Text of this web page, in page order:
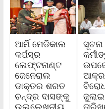
ଆର୍ମି ମେଡିକାଲ
କର୍ପସ୍‌ର
ଲେଫ୍ଟନାଣ୍ଟ
ଜେ‌ନେରାଲ
ଡାକ୍ତର ଶରତ
ଚନ୍ଦ୍ର ଦାସଙ୍କୁ